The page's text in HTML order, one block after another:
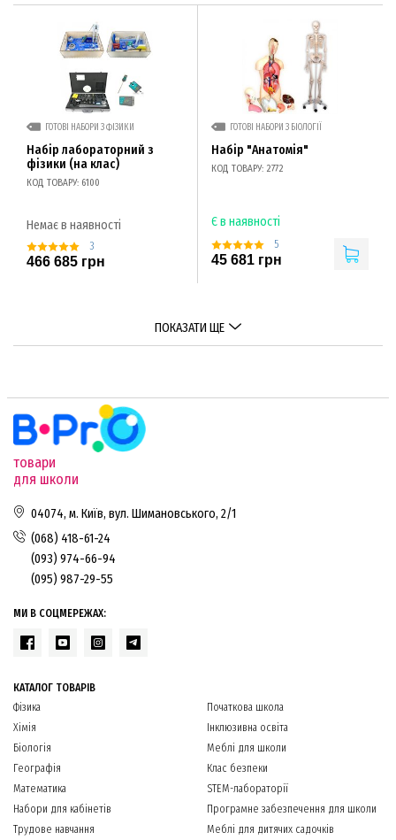
ГОТОВІ НАБОРИ З ФІЗИКИ
Набір лабораторний з
фізики (на клас)
КОД ТОВАРУ: 6100
Немає в наявності
3
466 685 грн
ГОТОВІ НАБОРИ З БІОЛОГІЇ
Набір "Анатомія"
КОД ТОВАРУ: 2772
Є в наявності
5
45 681 грн
ПОКАЗАТИ ЩЕ
товари
для школи
04074, м. Київ, вул. Шимановського, 2/1
(068) 418-61-24
(093) 974-66-94
(095) 987-29-55
МИ В СОЦМЕРЕЖАХ:
КАТАЛОГ ТОВАРІВ
Фізика
Хімія
Біологія
Географія
Математика
Набори для кабінетів
Трудове навчання
Початкова школа
Інклюзивна освіта
Меблі для школи
Клас безпеки
STEM-лабораторії
Програмне забезпечення для школи
Меблі для дитячих садочків